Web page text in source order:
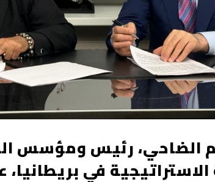
الضاحي، رئيس ومؤسس
في